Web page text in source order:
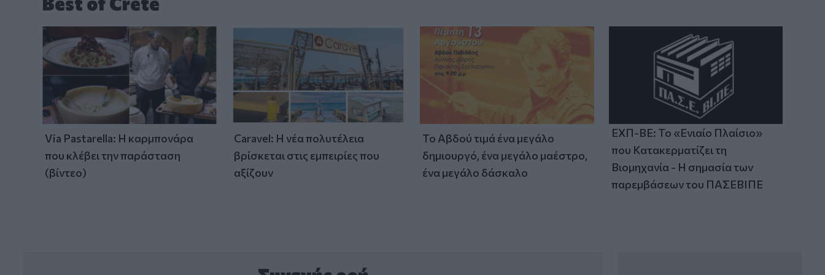
Via Pastarella: Η καρμπονάρα
που κλέβει την παράσταση
(βίντεο)
Caravel: Η νέα πολυτέλεια
βρίσκεται στις εμπειρίες που
αξίζουν
Το Αβδού τιμά ένα μεγάλο
δημιουργό, ένα μεγάλο μαέστρο,
ένα μεγάλο δάσκαλο
ΕΧΠ-ΒΕ: Το «Ενιαίο Πλαίσιο»
που Κατακερματίζει τη
Βιομηχανία - Η σημασία των
παρεμβάσεων του ΠΑΣΕΒΙΠΕ